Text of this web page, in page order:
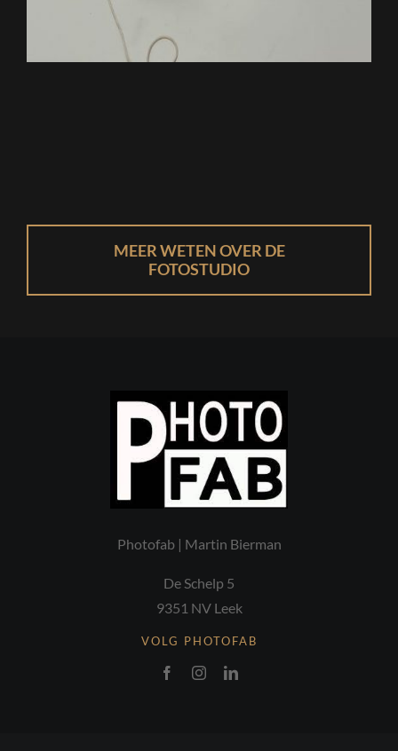
MEER WETEN OVER DE
FOTOSTUDIO
Photofab | Martin Bierman
De Schelp 5
9351 NV Leek
VOLG PHOTOFAB